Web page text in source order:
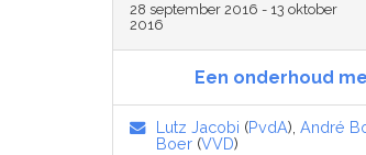
28 september 2016 - 13 oktober
2016
Een onderhoud
Lutz Jacobi (PvdA), André
Boer (VVD)